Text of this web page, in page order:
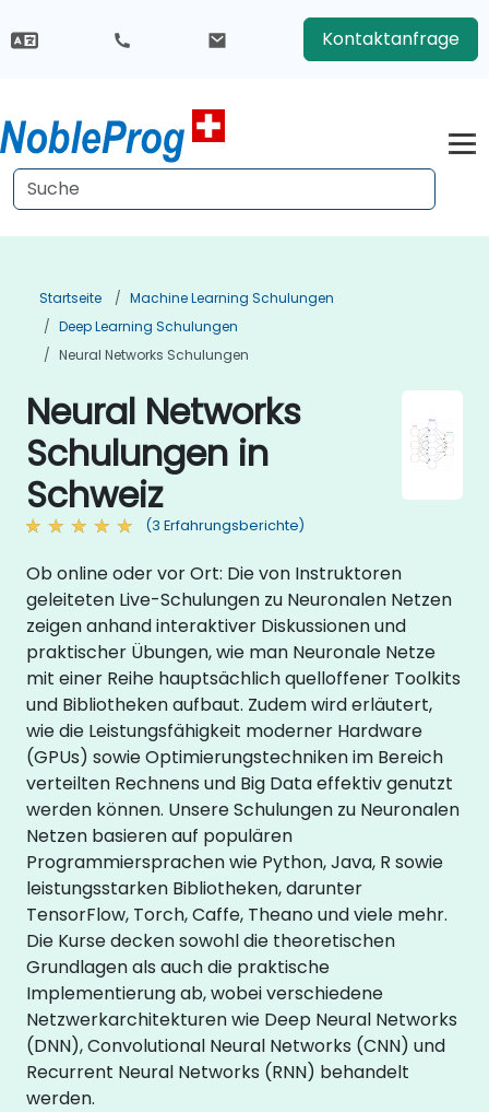
Kontaktanfrage
Startseite
Machine Learning Schulungen
Deep Learning Schulungen
Neural Networks Schulungen
Neural Networks
Schulungen in
Schweiz
(3 Erfahrungsberichte)
Ob online oder vor Ort: Die von Instruktoren
geleiteten Live-Schulungen zu Neuronalen Netzen
zeigen anhand interaktiver Diskussionen und
praktischer Übungen, wie man Neuronale Netze
mit einer Reihe hauptsächlich quelloffener Toolkits
und Bibliotheken aufbaut. Zudem wird erläutert,
wie die Leistungsfähigkeit moderner Hardware
(GPUs) sowie Optimierungstechniken im Bereich
verteilten Rechnens und Big Data effektiv genutzt
werden können. Unsere Schulungen zu Neuronalen
Netzen basieren auf populären
Programmiersprachen wie Python, Java, R sowie
leistungsstarken Bibliotheken, darunter
TensorFlow, Torch, Caffe, Theano und viele mehr.
Die Kurse decken sowohl die theoretischen
Grundlagen als auch die praktische
Implementierung ab, wobei verschiedene
Netzwerkarchitekturen wie Deep Neural Networks
(DNN), Convolutional Neural Networks (CNN) und
Recurrent Neural Networks (RNN) behandelt
werden.